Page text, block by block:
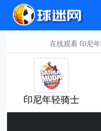
在线观看 印尼
印尼年轻骑士